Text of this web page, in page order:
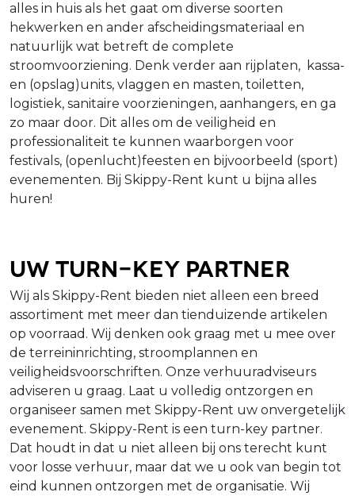
alles in huis als het gaat om diverse soorten
hekwerken en ander afscheidingsmateriaal en
natuurlijk wat betreft de complete
stroomvoorziening. Denk verder aan rijplaten, kassa-
en (opslag)units, vlaggen en masten, toiletten,
logistiek, sanitaire voorzieningen, aanhangers, en ga
zo maar door. Dit alles om de veiligheid en
professionaliteit te kunnen waarborgen voor
festivals, (openlucht)feesten en bijvoorbeeld (sport)
evenementen. Bij Skippy-Rent kunt u bijna alles
huren!
Uw turn-key partner
Wij als Skippy-Rent bieden niet alleen een breed
assortiment met meer dan tienduizende artikelen
op voorraad. Wij denken ook graag met u mee over
de terreininrichting, stroomplannen en
veiligheidsvoorschriften. Onze verhuuradviseurs
adviseren u graag. Laat u volledig ontzorgen en
organiseer samen met Skippy-Rent uw onvergetelijk
evenement. Skippy-Rent is een turn-key partner.
Dat houdt in dat u niet alleen bij ons terecht kunt
voor losse verhuur, maar dat we u ook van begin tot
eind kunnen ontzorgen met de organisatie. Wij